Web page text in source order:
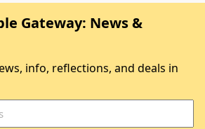
Gateway: News &
info, reflections, and deals in